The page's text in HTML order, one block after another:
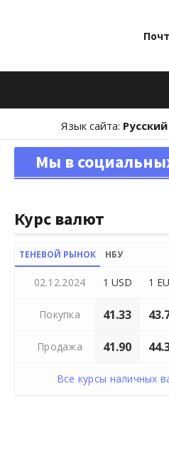
Язык сайта: Русский
Мы в
Курс валют
ТЕНЕВОЙ РЫНОК НБУ
02.12.2024 1 USD 1
Покупка 41.33
Продажа 41.90
Все курсы наличных